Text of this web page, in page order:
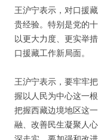
王沪宁表示，对口援
贵经验。特别是党的
以更大力度、更实举
口援藏工作新局面。
王沪宁表示，要牢牢
握以人民为中心这一
把握西藏边境地区这
融、改善民生凝聚人